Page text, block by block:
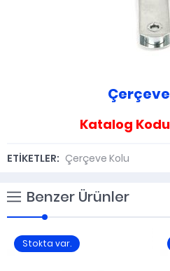
Katalog
ETİKETLER: Çerçeve Kolu
Benzer Ürünler
Stokta var.